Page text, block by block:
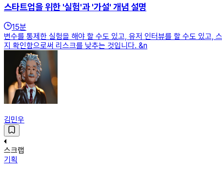
스타트업을 위한 '실험'과 '가설' 개념 설명
15분
변수를 통제한 실험을 해야 할 수도 있고, 유저 인터뷰를 할 수도 있고,
지 확인함으로써 리스크를 낮추는 것입니다. &n
김민우
스크랩
기획